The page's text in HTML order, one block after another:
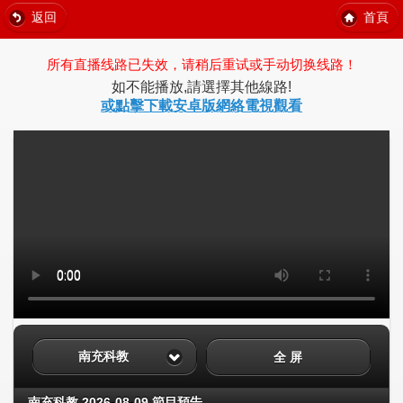
返回 首頁
所有直播线路已失效，请稍后重试或手动切换线路！
如不能播放,請選擇其他線路!
或點擊下載安卓版網絡電視觀看
南充科教 全 屏